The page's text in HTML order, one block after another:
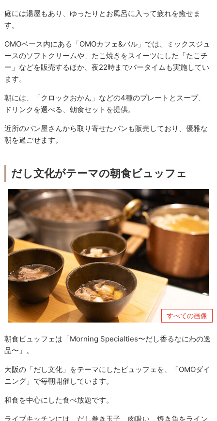
庭には湯屋もあり、ゆったりとお風呂に入って疲れを癒せま
す。
OMOベース内にある「OMOカフェ&バル」では、ミックスジュ
ースのソフトクリームや、たこ焼きをスイーツにした「たこチ
ー」などを販売するほか、夜22時までバータイムも実施してい
ます。
朝には、「クロックおかん」などの4種のプレートとスープ、
ドリンクを選べる、朝食セットを提供。
近所のパン屋さんから取り寄せたパンも販売しており、優雅な
朝を過ごせます。
だし文化がテーマの朝食ビュッフェ
すべての画像
朝食ビュッフェは「Morning Specialties〜だし香るなにわの逸
品〜」。
大阪の「だし文化」をテーマにしたビュッフェを、「OMOダイ
ニング」で毎朝開催しています。
和食を中心にした食べ放題です。
ライブキッチンには、だし巻き玉子、肉吸い、焼き魚をライン